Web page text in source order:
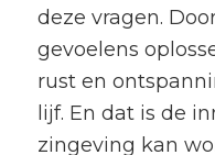
deze vragen.
gevoelens
rust en
lijf. En dat is de
zingeving kan